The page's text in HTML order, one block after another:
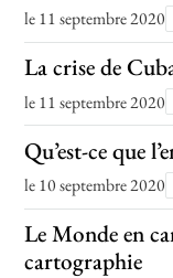
le 11 septembre 2020
La crise de
le 11 septembre 2020
Qu’est-ce que
le 10 septembre 2020
Le Monde en
cartographie